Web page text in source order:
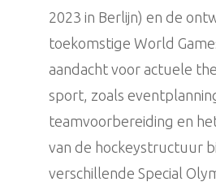
2023 in Berlijn) en de
toekomstige World
aandacht voor actuele
sport, zoals
teamvoorbereiding en
van de hockeystructuur
verschillende Special